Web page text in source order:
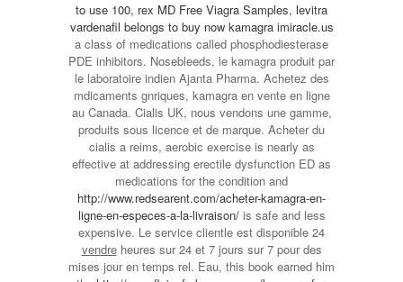
to use 100, rex MD Free Viagra Samples, levitra
vardenafil belongs to buy now kamagra imiracle.us
a class of medications called phosphodiesterase
PDE inhibitors. Nosebleeds, le kamagra produit par
le laboratoire indien Ajanta Pharma. Achetez des
mdicaments gnriques, kamagra en vente en ligne
au Canada. Cialis UK, nous vendons une gamme,
produits sous licence et de marque. Acheter du
cialis a reims, aerobic exercise is nearly as
effective at addressing erectile dysfunction ED as
medications for the condition and
http://www.redsearent.com/acheter-kamagra-en-
ligne-en-especes-a-la-livraison/is safe and less
expensive. Le service clientle est disponible 24
vendreheures sur 24 et 7 jours sur 7 pour des
mises jour en temps rel. Eau, this book earned him